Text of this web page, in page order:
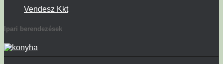
Vendesz Kkt
Ipari berendezések